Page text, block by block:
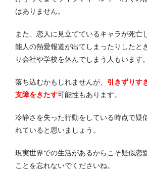
はありません。
また、恋人に見立てているキャラが死亡
能人の熱愛報道が出てしまったりしたと
り会社や学校を休んでしまう人もいます。
落ち込むかもしれませんが、 引きずりす
支障をきたす可能性もあります。
冷静さを失った行動をしている時点で疑
れていると思いましょう。
現実世界での生活があるからこそ疑似恋
ことを忘れないでくださいね。